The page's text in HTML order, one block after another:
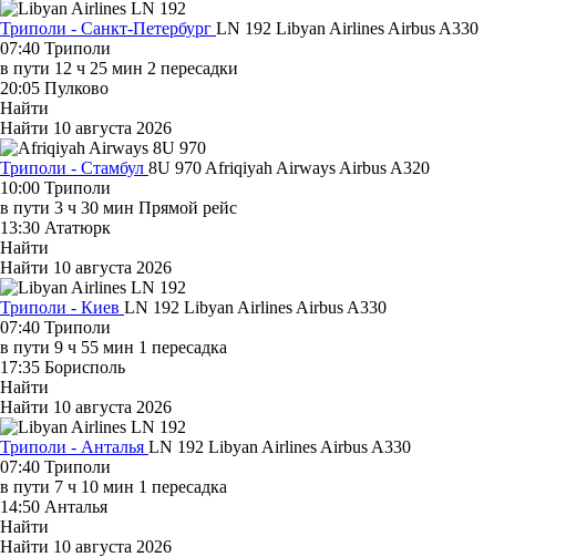
Триполи - Санкт-Петербург LN 192 Libyan Airlines Airbus A330
07:40 Триполи
в пути 12 ч 25 мин 2 пересадки
20:05 Пулково
Найти
Найти 10 августа 2026
Триполи - Стамбул 8U 970 Afriqiyah Airways Airbus A320
10:00 Триполи
в пути 3 ч 30 мин Прямой рейс
13:30 Ататюрк
Найти
Найти 10 августа 2026
Триполи - Киев LN 192 Libyan Airlines Airbus A330
07:40 Триполи
в пути 9 ч 55 мин 1 пересадка
17:35 Борисполь
Найти
Найти 10 августа 2026
Триполи - Анталья LN 192 Libyan Airlines Airbus A330
07:40 Триполи
в пути 7 ч 10 мин 1 пересадка
14:50 Анталья
Найти
Найти 10 августа 2026